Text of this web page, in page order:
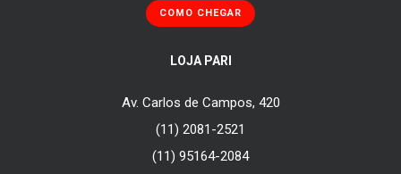
COMO CHEGAR
LOJA PARI
Av. Carlos de Campos, 420
(11) 2081-2521
(11) 95164-2084